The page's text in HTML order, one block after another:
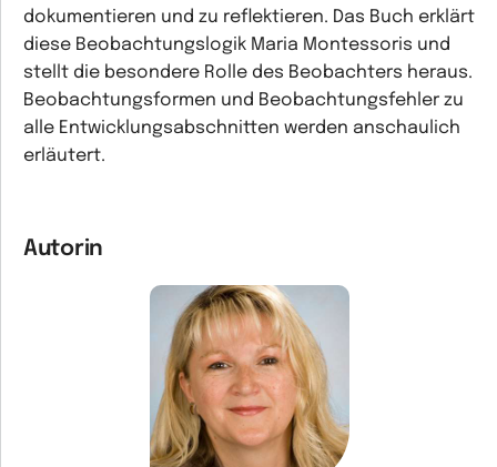
dokumentieren und zu reflektieren. Das Buch erklärt
diese Beobachtungslogik Maria Montessoris und
stellt die besondere Rolle des Beobachters heraus.
Beobachtungsformen und Beobachtungsfehler zu
alle Entwicklungsabschnitten werden anschaulich
erläutert.
Autorin